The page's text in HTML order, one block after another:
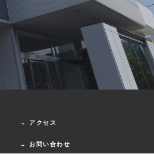
→ アクセス
→ お問い合わせ